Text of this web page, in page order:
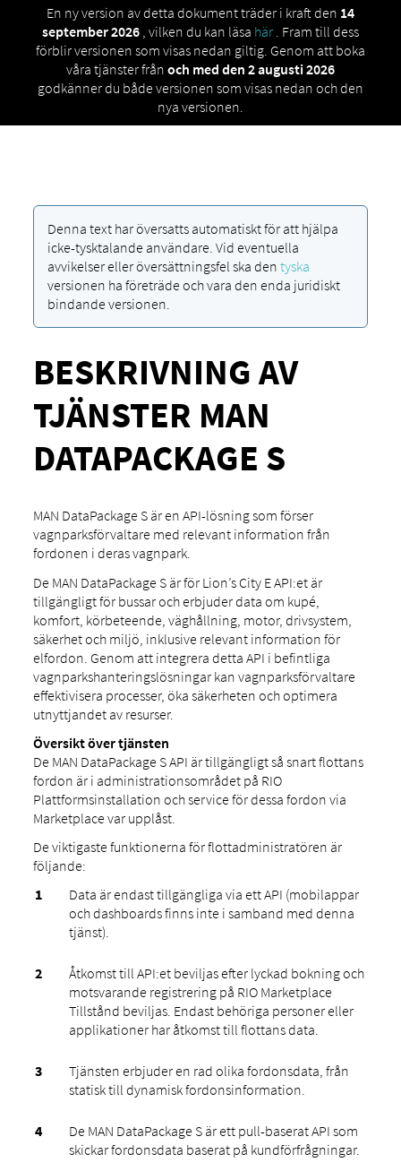
En ny version av detta dokument träder i kraft den 14
september 2026 , vilken du kan läsa här . Fram till dess
förblir versionen som visas nedan giltig. Genom att boka
våra tjänster från och med den 2 augusti 2026
godkänner du både versionen som visas nedan och den
nya versionen.
Denna text har översatts automatiskt för att hjälpa
icke-tysktalande användare. Vid eventuella
avvikelser eller översättningsfel ska den tyska
versionen ha företräde och vara den enda juridiskt
bindande versionen.
BESKRIVNING AV
TJÄNSTER MAN
DATAPACKAGE S
MAN DataPackage S är en API-lösning som förser
vagnparksförvaltare med relevant information från
fordonen i deras vagnpark.
De MAN DataPackage S är för Lion’s City E API:et är
tillgängligt för bussar och erbjuder data om kupé,
komfort, körbeteende, väghållning, motor, drivsystem,
säkerhet och miljö, inklusive relevant information för
elfordon. Genom att integrera detta API i befintliga
vagnparkshanteringslösningar kan vagnparksförvaltare
effektivisera processer, öka säkerheten och optimera
utnyttjandet av resurser.
Översikt över tjänsten
De MAN DataPackage S API är tillgängligt så snart flottans
fordon är i administrationsområdet på RIO
Plattformsinstallation och service för dessa fordon via
Marketplace var upplåst.
De viktigaste funktionerna för flottadministratören är
följande:
Data är endast tillgängliga via ett API (mobilappar
och dashboards finns inte i samband med denna
tjänst).
Åtkomst till API:et beviljas efter lyckad bokning och
motsvarande registrering på RIO Marketplace
Tillstånd beviljas. Endast behöriga personer eller
applikationer har åtkomst till flottans data.
Tjänsten erbjuder en rad olika fordonsdata, från
statisk till dynamisk fordonsinformation.
De MAN DataPackage S är ett pull-baserat API som
skickar fordonsdata baserat på kundförfrågningar.